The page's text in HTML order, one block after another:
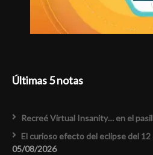
Últimas 5 notas
Recreé Virtual Insanity… en el
El curioso efecto del eclipse del
05/08/2026